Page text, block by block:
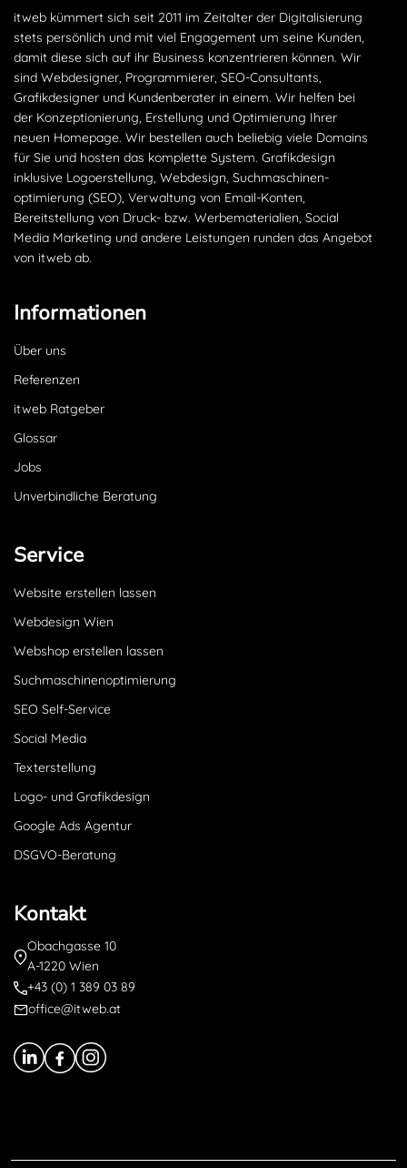
itweb kümmert sich seit 2011 im Zeitalter der Digitalisierung
stets persönlich und mit viel Engagement um seine Kunden,
damit diese sich auf ihr Business konzentrieren können. Wir
sind Webdesigner, Programmierer, SEO-Consultants,
Grafikdesigner und Kundenberater in einem. Wir helfen bei
der Konzeptionierung, Erstellung und Optimierung Ihrer
neuen Homepage. Wir bestellen auch beliebig viele Domains
für Sie und hosten das komplette System. Grafikdesign
inklusive Logoerstellung, Webdesign, Suchmaschinen­
optimierung (SEO), Verwaltung von Email-Konten,
Bereitstellung von Druck- bzw. Werbematerialien, Social
Media Marketing und andere Leistungen runden das Angebot
von itweb ab.
Informationen
Über uns
Referenzen
itweb Ratgeber
Glossar
Jobs
Unverbindliche Beratung
Service
Website erstellen lassen
Webdesign Wien
Webshop erstellen lassen
Suchmaschinenoptimierung
SEO Self-Service
Social Media
Texterstellung
Logo- und Grafikdesign
Google Ads Agentur
DSGVO-Beratung
Kontakt
Obachgasse 10
A-1220 Wien
+43 (0) 1 389 03 89
office@itweb.at